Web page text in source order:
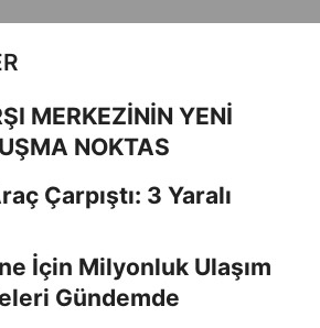
MERKEZİNİN YENİ
NOKTAS
Çarpıştı: 3 Yaralı
İçin Milyonluk Ulaşım
Gündemde